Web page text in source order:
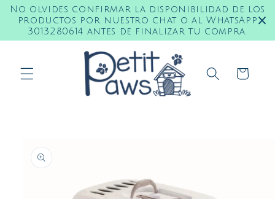
No olvides confirmar la disponibilidad de los
productos por nuestro chat o al WhatsApp
3013280614 antes de finalizar tu compra.
directamente
al contenido
Carrito
información